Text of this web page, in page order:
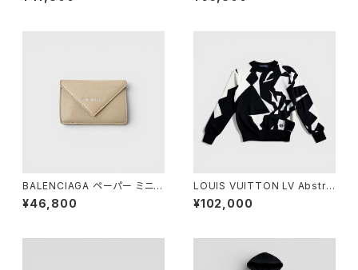
allet Black
BALENCIAGA ペーパー ミニ
ウォレット ベージュ
¥46,800
LOUIS VUITTON LV Abstra
ct Houndstooth Knit Wool
Black White M
¥102,000